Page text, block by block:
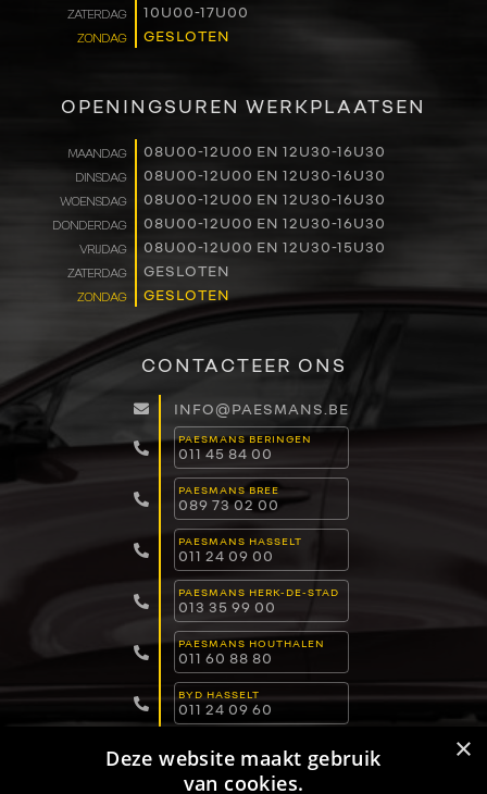
NIEUWS
OVER ONS
WERKEN BIJ
CONTACT
ZATERDAG 10U00-17U00
ZONDAG GESLOTEN
OPENINGSUREN WERKPLAATSEN
MAANDAG 08U00-12U00 EN 12U30-16U30
DINSDAG 08U00-12U00 EN 12U30-16U30
WOENSDAG 08U00-12U00 EN 12U30-16U30
DONDERDAG 08U00-12U00 EN 12U30-16U30
VRIJDAG 08U00-12U00 EN 12U30-15U30
ZATERDAG GESLOTEN
ZONDAG GESLOTEN
CONTACTEER ONS
INFO@PAESMANS.BE
PAESMANS BERINGEN
011 45 84 00
PAESMANS BREE
089 73 02 00
PAESMANS HASSELT
011 24 09 00
PAESMANS HERK-DE-STAD
013 35 99 00
PAESMANS HOUTHALEN
011 60 88 80
BYD HASSELT
011 24 09 60
011 15 04 00 ×
Deze website maakt gebruik
van cookies.